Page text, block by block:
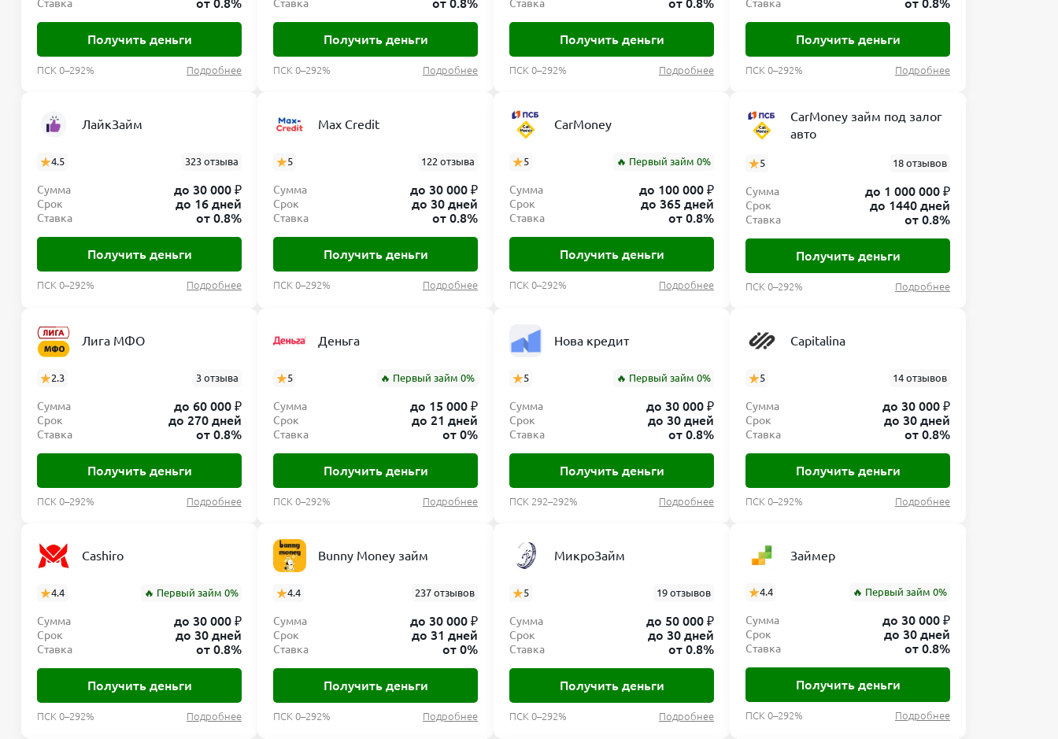
Ставка от 0.8%
Получить деньги
ПСК 0–292% Подробнее
Ставка от 0.8%
Получить деньги
ПСК 0–292% Подробнее
Ставка от 0.8%
Получить деньги
ПСК 0–292% Подробнее
Ставка от 0.8%
Получить деньги
ПСК 0–292% Подробнее
ЛайкЗайм
4.5 323 отзыва
Сумма до 30 000 ₽
Срок до 16 дней
Ставка от 0.8%
Получить деньги
ПСК 0–292% Подробнее
Max Credit
5 122 отзыва
Сумма до 30 000 ₽
Срок до 30 дней
Ставка от 0.8%
Получить деньги
ПСК 0–292% Подробнее
CarMoney
5 🔥 Первый займ 0%
Сумма до 100 000 ₽
Срок до 365 дней
Ставка от 0.8%
Получить деньги
ПСК 0–292% Подробнее
CarMoney займ под залог
авто
5 18 отзывов
Сумма до 1 000 000 ₽
Срок до 1440 дней
Ставка от 0.8%
Получить деньги
ПСК 0–292% Подробнее
Лига МФО
2.3 3 отзыва
Сумма до 60 000 ₽
Срок до 270 дней
Ставка от 0.8%
Получить деньги
ПСК 0–292% Подробнее
Деньга
5 🔥 Первый займ 0%
Сумма до 15 000 ₽
Срок до 21 дней
Ставка от 0%
Получить деньги
ПСК 0–292% Подробнее
Нова кредит
5 🔥 Первый займ 0%
Сумма до 30 000 ₽
Срок до 30 дней
Ставка от 0.8%
Получить деньги
ПСК 292–292% Подробнее
Capitalina
5 14 отзывов
Сумма до 30 000 ₽
Срок до 30 дней
Ставка от 0.8%
Получить деньги
ПСК 0–292% Подробнее
Cashiro
4.4 🔥 Первый займ 0%
Сумма до 30 000 ₽
Срок до 30 дней
Ставка от 0.8%
Получить деньги
ПСК 0–292% Подробнее
Bunny Money займ
4.4 237 отзывов
Сумма до 30 000 ₽
Срок до 31 дней
Ставка от 0%
Получить деньги
ПСК 0–292% Подробнее
МикроЗайм
5 19 отзывов
Сумма до 50 000 ₽
Срок до 30 дней
Ставка от 0.8%
Получить деньги
ПСК 0–292% Подробнее
Займер
4.4 🔥 Первый займ 0%
Сумма до 30 000 ₽
Срок до 30 дней
Ставка от 0.8%
Получить деньги
ПСК 0–292% Подробнее